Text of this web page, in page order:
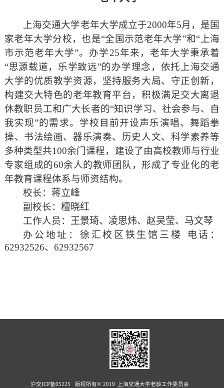
上海交通大学老年大学成立于2000年5月，是国
家老年大学分校，也是“全国示范老年大学”和“上海
市示范老年大学”。办学25年来，老年大学秉承着
“思源载道，乐学致远”的办学理念，依托上海交通
大学的优质教学资源，坚持服务大局、守正创新，
构建交大特色的老年教育平台，积极满足交大离退
休教职员工和广大长者的“知识学习、社会参与、自
我实现”的需求。学校目前开设声乐演唱、舞蹈拳
操、书法绘画、器乐演奏、历史人文、科学素养等
多种类型共100余门课程，建设了由高校教师与行业
专家组成的60余人的教师团队，形成了专业化的老
年教育课程体系与师资结构。
校长：蒋立峰
副校长：檀晓红
工作人员： 王景琦、凌思炜、赵吴莹、马文琴
办公地址： 徐汇校区铁生馆三楼
电话：
62932526、62932567
沪交ICP备05225 版权所有© 2019 上海交通大学老龄工作委员会